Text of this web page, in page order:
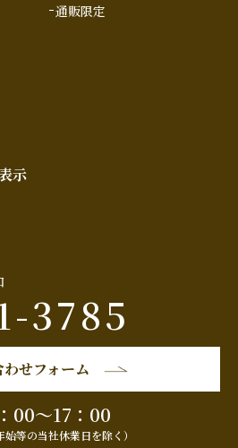
通販限定
示
3785
せフォーム
00～17：00
等の当社休業日を除く）